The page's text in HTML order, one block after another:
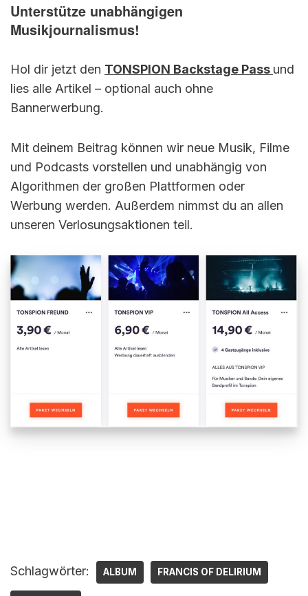
Unterstütze unabhängigen
Musikjournalismus!
Hol dir jetzt den TONSPION Backstage Pass und
lies alle Artikel – optional auch ohne
Bannerwerbung.
Mit deinem Beitrag können wir neue Musik, Filme
und Podcasts vorstellen und unabhängig von
Algorithmen der großen Plattformen oder
Werbung werden. Außerdem nimmst du an allen
unseren Verlosungsaktionen teil.
Schlagwörter: ALBUM FRANCIS OF DELIRIUM